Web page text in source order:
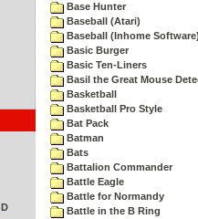
D
Base Hunter
Baseball (Atari)
Baseball (Inhome
Basic Burger
Basic Ten-Liners
Basil the Great Mouse
Basketball
Basketball Pro Style
Bat Pack
Batman
Bats
Battalion Commander
Battle Eagle
Battle for Normandy
Battle in the B Ring